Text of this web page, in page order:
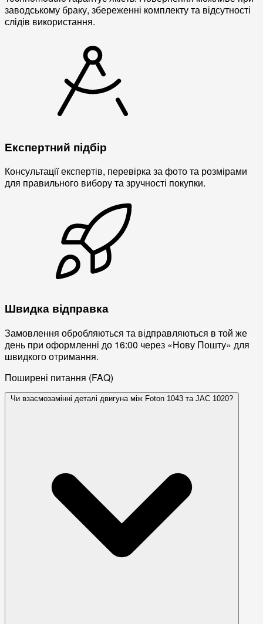
заводському браку, збереженні комплекту та відсутності
слідів використання.
Експертний підбір
Консультації експертів, перевірка за фото та розмірами
для правильного вибору та зручності покупки.
Швидка відправка
Замовлення обробляються та відправляються в той же
день при оформленні до 16:00 через «Нову Пошту» для
швидкого отримання.
Поширені питання (FAQ)
Чи взаємозамінні деталі двигуна між Foton 1043 та JAC 1020?